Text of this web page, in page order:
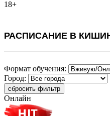
18+
РАСПИСАНИЕ В
Формат обучения:
Город:
сбросить фильтр
Онлайн